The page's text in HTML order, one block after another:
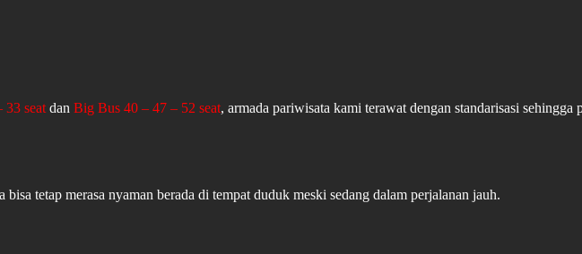
33 seat dan Big Bus 40 – 47 – 52 seat, armada pariwisata kami terawat dengan standarisasi sehingga
tetap merasa nyaman berada di tempat duduk meski sedang dalam perjalanan jauh.